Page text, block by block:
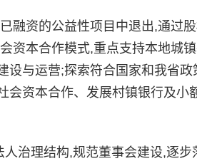
资的公益性项目中退出,通过
资本合作模式,重点支持本地城
设与运营;探索符合国家和我省政
资本合作、发展村镇银行及小
治理结构,规范董事会建设,逐步